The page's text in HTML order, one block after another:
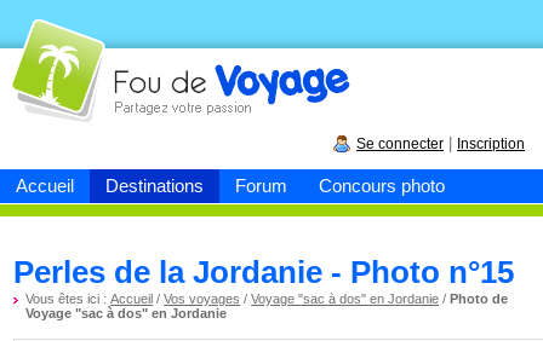
Accueil Destinations Forum Concours photo
Fou devoyage
Se connecter Inscription
Perles de la Jordanie - Photo n°15
Vous êtes ici :Accueil /Vos voyages /Voyage "sac à dos" en Jordanie /Photo de
Voyage "sac à dos" en Jordanie